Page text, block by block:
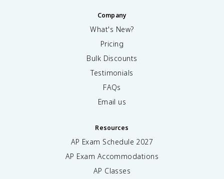
Company
What's New?
Pricing
Bulk Discounts
Testimonials
FAQs
Email us
Resources
AP Exam Schedule 2027
AP Exam Accommodations
AP Classes